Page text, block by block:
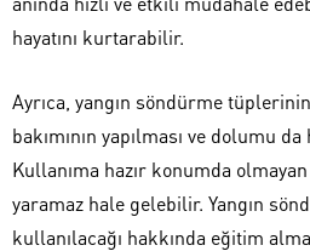
hayatını kurtarabilir.
Ayrıca, yangın söndürme
bakımının yapılması ve dolumu
Kullanıma hazır konumda
yaramaz hale gelebilir. Yangın
kullanılacağı hakkında eğitim